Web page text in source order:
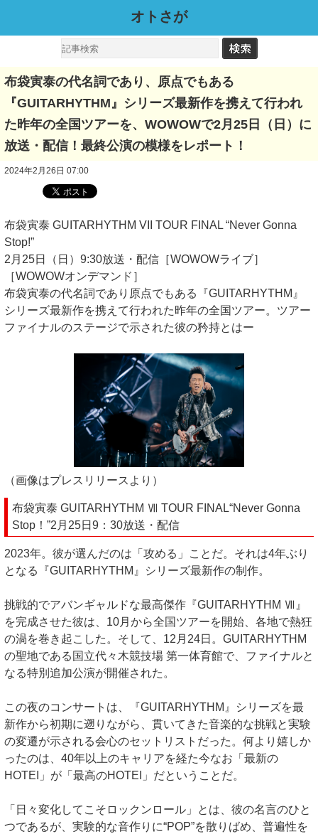
オトさが
布袋寅泰の代名詞であり、原点でもある
『GUITARHYTHM』シリーズ最新作を携えて行われ
た昨年の全国ツアーを、WOWOWで2月25日（日）に
放送・配信！最終公演の模様をレポート！
2024年2月26日 07:00
布袋寅泰 GUITARHYTHM VII TOUR FINAL “Never Gonna
Stop!”
2月25日（日）9:30放送・配信［WOWOWライブ］
［WOWOWオンデマンド］
布袋寅泰の代名詞であり原点でもある『GUITARHYTHM』
シリーズ最新作を携えて行われた昨年の全国ツアー。ツアー
ファイナルのステージで示された彼の矜持とはー
（画像はプレスリリースより）
布袋寅泰 GUITARHYTHM Ⅶ TOUR FINAL“Never Gonna
Stop！”2月25日9：30放送・配信
2023年。彼が選んだのは「攻める」ことだ。それは4年ぶり
となる『GUITARHYTHM』シリーズ最新作の制作。
挑戦的でアバンギャルドな最高傑作『GUITARHYTHM Ⅶ』
を完成させた彼は、10月から全国ツアーを開始、各地で熱狂
の渦を巻き起こした。そして、12月24日。GUITARHYTHM
の聖地である国立代々木競技場 第一体育館で、ファイナルと
なる特別追加公演が開催された。
この夜のコンサートは、『GUITARHYTHM』シリーズを最
新作から初期に遡りながら、貫いてきた音楽的な挑戦と実験
の変遷が示される会心のセットリストだった。何より嬉しか
ったのは、40年以上のキャリアを経た今なお「最新の
HOTEI」が「最高のHOTEI」だということだ。
「日々変化してこそロックンロール」とは、彼の名言のひと
つであるが、実験的な音作りに“POP”を散りばめ、普遍性を